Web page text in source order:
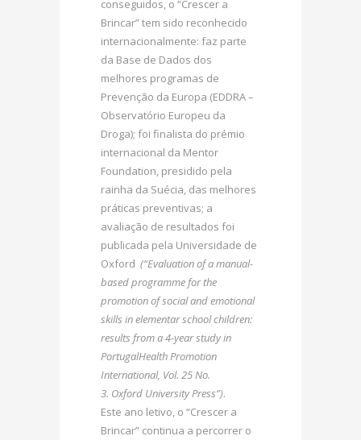
conseguidos, o “Crescer a
Brincar” tem sido reconhecido
internacionalmente: faz parte
da Base de Dados dos
melhores programas de
Prevenção da Europa (EDDRA –
Observatório Europeu da
Droga); foi finalista do prémio
internacional da Mentor
Foundation, presidido pela
rainha da Suécia, das melhores
práticas preventivas; a
avaliação de resultados foi
publicada pela Universidade de
Oxford (“Evaluation of a manual-
based programme for the
promotion of social and emotional
skills in elementar school children:
results from a 4-year study in
PortugalHealth Promotion
International, Vol. 25 No.
3. Oxford University Press”).
Este ano letivo, o “Crescer a
Brincar” continua a percorrer o